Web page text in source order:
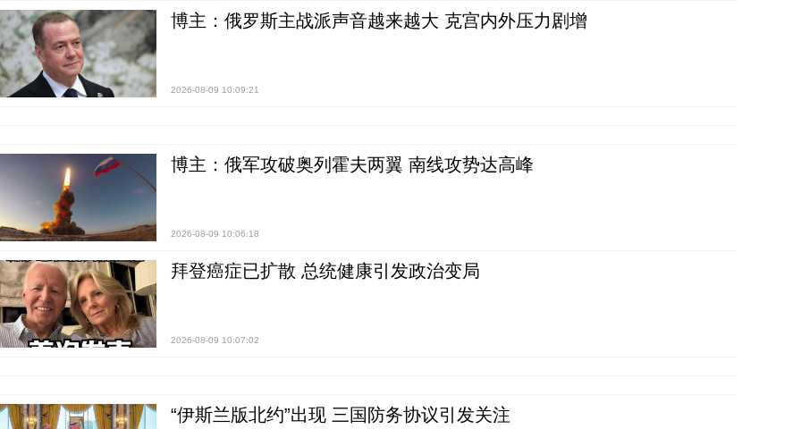
博主：俄罗斯主战派声音越来越大 克宫内外压力剧增
2026-08-09 10:09:21
博主：俄军攻破奥列霍夫两翼 南线攻势达高峰
2026-08-09 10:06:18
拜登癌症已扩散 总统健康引发政治变局
2026-08-09 10:07:02
“伊斯兰版北约”出现 三国防务协议引发关注